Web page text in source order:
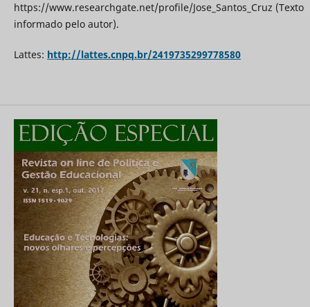
https://www.researchgate.net/profile/Jose_Santos_Cruz (Texto
informado pelo autor).
Lattes: http://lattes.cnpq.br/2419735299778580